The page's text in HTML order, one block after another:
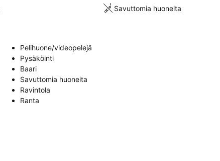
Savuttomia huoneita
Pelihuone/videopelejä
Pysäköinti
Baari
Savuttomia huoneita
Ravintola
Ranta